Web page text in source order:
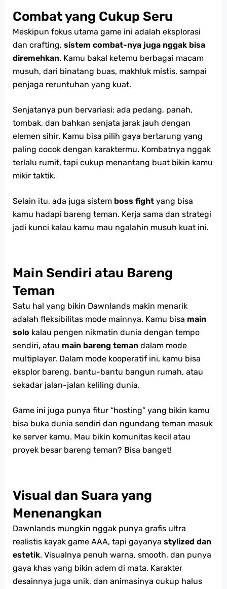
Combat yang Cukup Seru
Meskipun fokus utama game ini adalah eksplorasi
dan crafting, sistem combat-nya juga nggak bisa
diremehkan. Kamu bakal ketemu berbagai macam
musuh, dari binatang buas, makhluk mistis, sampai
penjaga reruntuhan yang kuat.
Senjatanya pun bervariasi: ada pedang, panah,
tombak, dan bahkan senjata jarak jauh dengan
elemen sihir. Kamu bisa pilih gaya bertarung yang
paling cocok dengan karaktermu. Kombatnya nggak
terlalu rumit, tapi cukup menantang buat bikin kamu
mikir taktik.
Selain itu, ada juga sistem boss fight yang bisa
kamu hadapi bareng teman. Kerja sama dan strategi
jadi kunci kalau kamu mau ngalahin musuh kuat ini.
Main Sendiri atau Bareng
Teman
Satu hal yang bikin Dawnlands makin menarik
adalah fleksibilitas mode mainnya. Kamu bisa main
solo kalau pengen nikmatin dunia dengan tempo
sendiri, atau main bareng teman dalam mode
multiplayer. Dalam mode kooperatif ini, kamu bisa
eksplor bareng, bantu-bantu bangun rumah, atau
sekadar jalan-jalan keliling dunia.
Game ini juga punya fitur “hosting” yang bikin kamu
bisa buka dunia sendiri dan ngundang teman masuk
ke server kamu. Mau bikin komunitas kecil atau
proyek besar bareng teman? Bisa banget!
Visual dan Suara yang
Menenangkan
Dawnlands mungkin nggak punya grafis ultra
realistis kayak game AAA, tapi gayanya stylized dan
estetik. Visualnya penuh warna, smooth, dan punya
gaya khas yang bikin adem di mata. Karakter
desainnya juga unik, dan animasinya cukup halus